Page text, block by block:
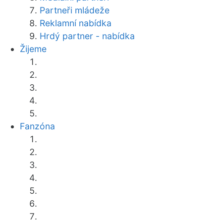
Partneři mládeže
Reklamní nabídka
Hrdý partner - nabídka
Žijeme
Fanzóna